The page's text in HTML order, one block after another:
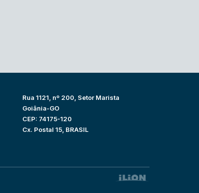
Rua 1121, nº 200, Setor Marista
Goiânia-GO
CEP: 74175-120
Cx. Postal 15, BRASIL